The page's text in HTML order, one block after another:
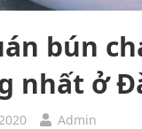
bún
nhất ở
Admin